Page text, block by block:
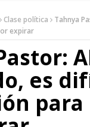
Clase política
Tahnya
expirar
es